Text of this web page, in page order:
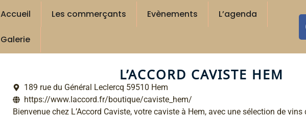
Accueil Les commerçants Evènements L’agenda
Galerie
L’ACCORD CAVISTE HEM
189 rue du Général Leclercq 59510 Hem
https://www.laccord.fr/boutique/caviste_hem/
Bienvenue chez L’Accord Caviste, votre caviste à Hem, avec une sélection de